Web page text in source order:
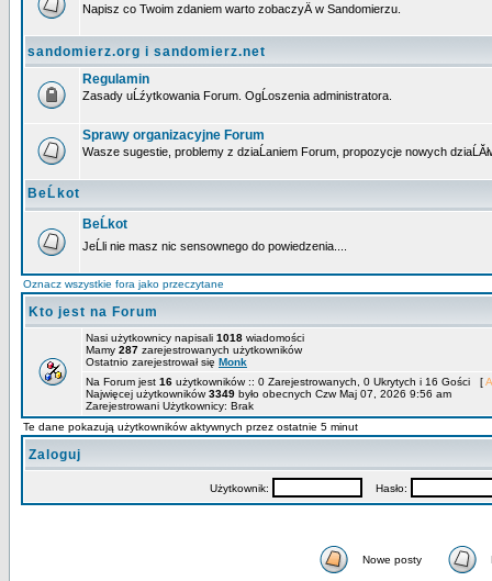
Napisz co Twoim zdaniem warto zobaczyÄ w Sandomierzu.
sandomierz.org i sandomierz.net
Regulamin
Zasady uĹźytkowania Forum. OgĹoszenia administratora.
Sprawy organizacyjne Forum
Wasze sugestie, problemy z dziaĹaniem Forum, propozycje nowych
BeĹkot
BeĹkot
JeĹli nie masz nic sensownego do powiedzenia....
Oznacz wszystkie fora jako przeczytane
Kto jest na Forum
Nasi użytkownicy napisali 1018 wiadomości
Mamy 287 zarejestrowanych użytkowników
Ostatnio zarejestrował się Monk
Na Forum jest 16 użytkowników :: 0 Zarejestrowanych, 0 Ukrytych i 16 Gości [
Najwięcej użytkowników3349 było obecnych Czw Maj 07, 2026 9:56 am
Zarejestrowani Użytkownicy: Brak
Te dane pokazują użytkowników aktywnych przez ostatnie 5 minut
Zaloguj
Użytkownik: Hasło:
Nowe posty